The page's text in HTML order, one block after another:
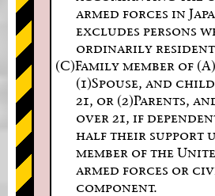
armed forces in
excludes persons
ordinarily resident
(C)Family member of
(1)Spouse, and
21, or (2)Parents,
over 21, if
half their support
member of the
armed forces or
component.